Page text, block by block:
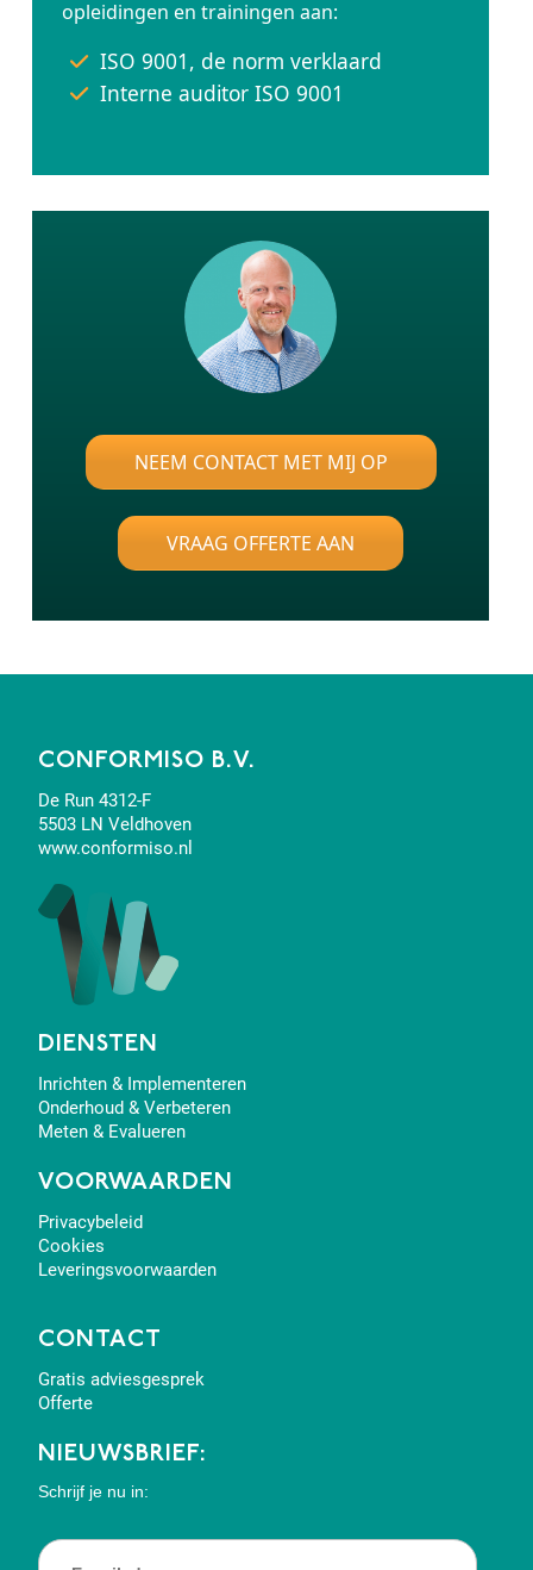
opleidingen en trainingen aan:
ISO 9001, de norm verklaard
Interne auditor ISO 9001
NEEM CONTACT MET MIJ OP
VRAAG OFFERTE AAN
CONFORMISO B.V.
De Run 4312-F
5503 LN Veldhoven
www.conformiso.nl
DIENSTEN
Inrichten & Implementeren
Onderhoud & Verbeteren
Meten & Evalueren
VOORWAARDEN
Privacybeleid
Cookies
Leveringsvoorwaarden
CONTACT
Gratis adviesgesprek
Offerte
NIEUWSBRIEF:
Schrijf je nu in: